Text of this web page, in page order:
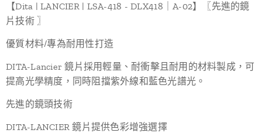
【Dita | LANCIER | LSA-418 - DLX418｜A-02】〖先進的鏡
片技術 〗
優質材料/專為耐用性打造
DITA-Lancier 鏡片採用輕量、耐衝擊且耐用的材料製成，可
提高光學精度，同時阻擋紫外線和藍色光譜光。
先進的鏡頭技術
DITA-LANCIER 鏡片提供色彩增強選擇